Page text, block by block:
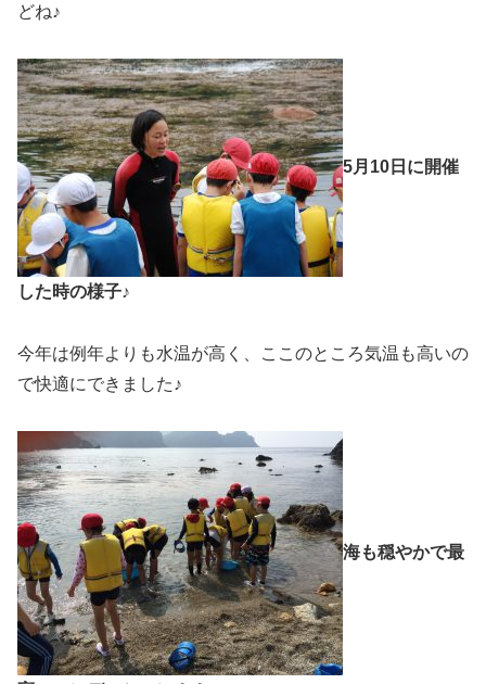
どね♪
5月10日に開催
した時の様子♪
今年は例年よりも水温が高く、ここのところ気温も高いの
で快適にできました♪
海も穏やかで最